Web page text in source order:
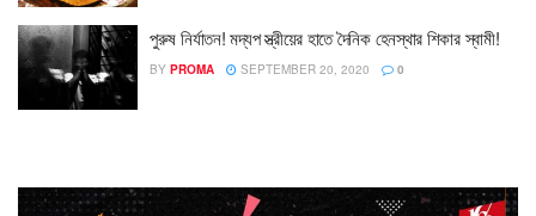
পুরুষ নির্যাতন! মদ্যপ স্ত্রীয়ের হাতে দৈনিক হেনস্থার শিকার স্বামী!
BY PROMA SEPTEMBER 20, 2020 0